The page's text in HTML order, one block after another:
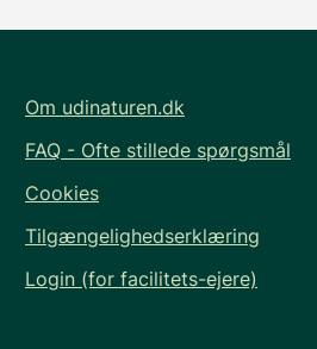
Om udinaturen.dk
FAQ - Ofte stillede spørgsmål
Cookies
Tilgængelighedserklæring
Login (for facilitets-ejere)